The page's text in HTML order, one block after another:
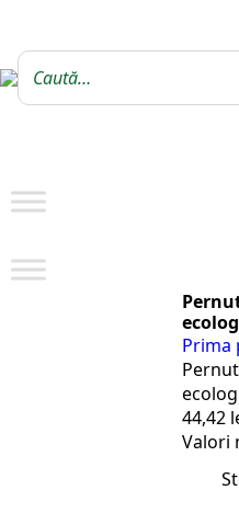
Prima
44,42
Valori